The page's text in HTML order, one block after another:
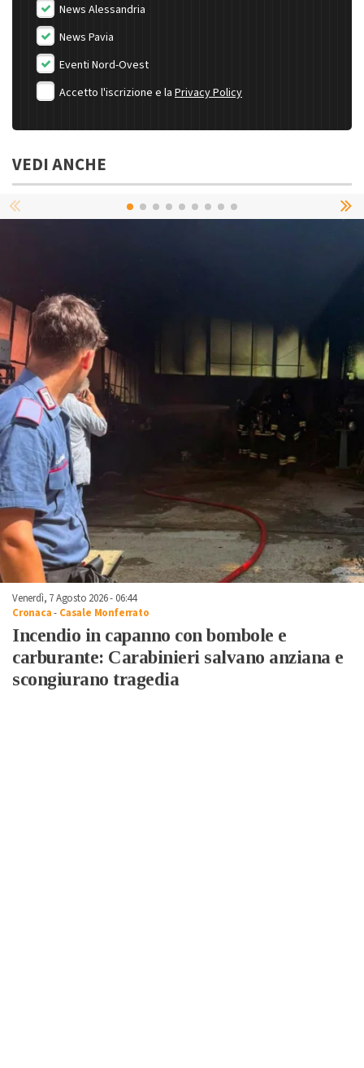
News Alessandria
News Pavia
Eventi Nord-Ovest
Accetto l'iscrizione e la Privacy Policy
VEDI ANCHE
Venerdì, 7 Agosto 2026 - 06:44
Cronaca- Casale Monferrato
Incendio in capanno con bombole e
carburante: Carabinieri salvano anziana e
scongiurano tragedia